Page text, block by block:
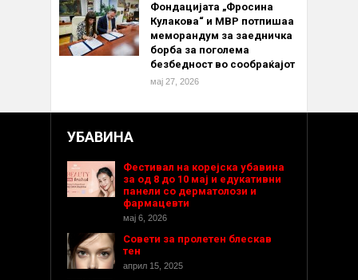
Фондацијата „Фросина
Кулакова“ и МВР потпишаа
меморандум за заедничка
борба за поголема
безбедност во сообраќајот
мај 27, 2026
УБАВИНА
Фестивал на корејска убавина
за од 8 до 10 мај и едукативни
панели со дерматолози и
фармацевти
мај 6, 2026
Совети за пролетен блескав
тен
април 15, 2025